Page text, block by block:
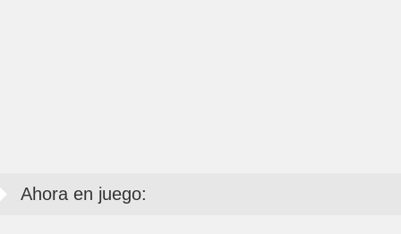
Ahora en juego: